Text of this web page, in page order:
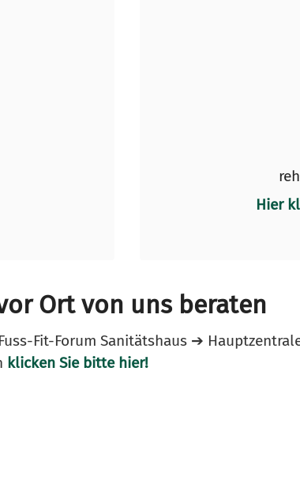
Hier
Ort von uns beraten
Fit-Forum Sanitätshaus ➔
klicken Sie bitte hier!